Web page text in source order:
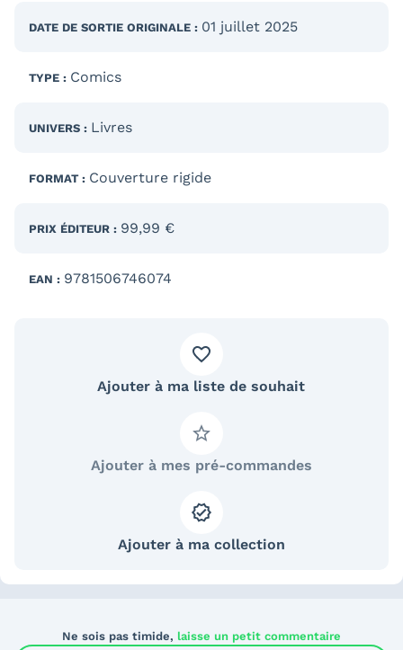
DATE DE SORTIE ORIGINALE : 01 juillet 2025
TYPE : Comics
UNIVERS : Livres
FORMAT : Couverture rigide
PRIX ÉDITEUR : 99,99 €
EAN : 9781506746074
Ajouter à ma liste de souhait
Ajouter à mes pré-commandes
Ajouter à ma collection
Ne sois pas timide, laisse un petit commentaire